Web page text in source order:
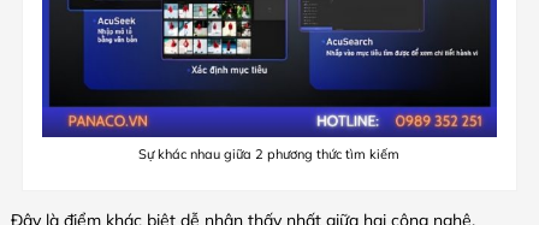
Sự khác nhau giữa 2 phương thức tìm kiếm
Đây là điểm khác biệt dễ nhận thấy nhất giữa hai công nghệ.